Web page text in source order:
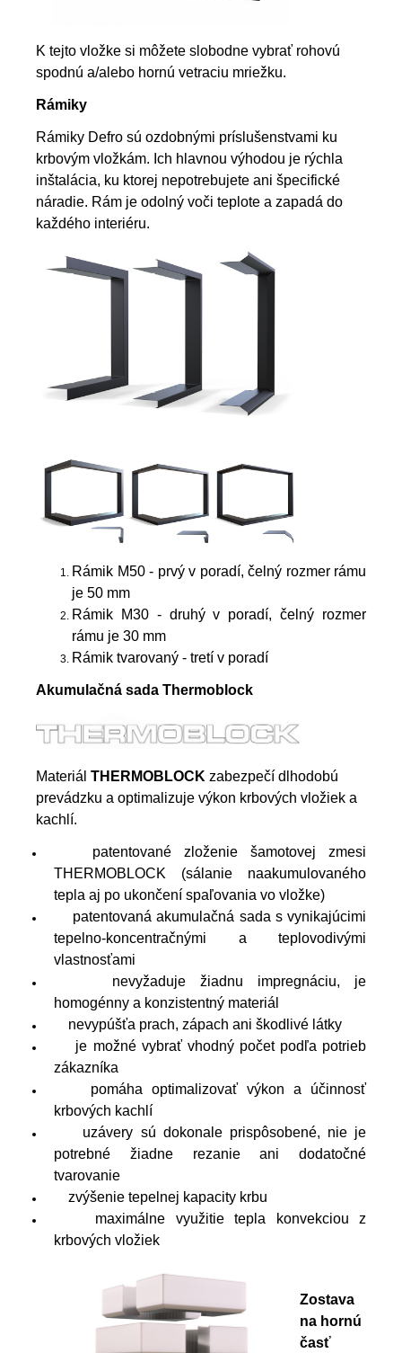
K tejto vložke si môžete slobodne vybrať rohovú
spodnú a/alebo hornú vetraciu mriežku.
Rámiky
Rámiky Defro sú ozdobnými príslušenstvami ku
krbovým vložkám. Ich hlavnou výhodou je rýchla
inštalácia, ku ktorej nepotrebujete ani špecifické
náradie. Rám je odolný voči teplote a zapadá do
každého interiéru.
Rámik M50 - prvý v poradí, čelný rozmer rámu
je 50 mm
Rámik M30 - druhý v poradí, čelný rozmer
rámu je 30 mm
Rámik tvarovaný - tretí v poradí
Akumulačná sada Thermoblock
Materiál THERMOBLOCK zabezpečí dlhodobú
prevádzku a optimalizuje výkon krbových vložiek a
kachlí.
patentované zloženie šamotovej zmesi
THERMOBLOCK (sálanie naakumulovaného
tepla aj po ukončení spaľovania vo vložke)
patentovaná akumulačná sada s vynikajúcimi
tepelno-koncentračnými a teplovodivými
vlastnosťami
nevyžaduje žiadnu impregnáciu, je
homogénny a konzistentný materiál
nevypúšťa prach, zápach ani škodlivé látky
je možné vybrať vhodný počet podľa potrieb
zákazníka
pomáha optimalizovať výkon a účinnosť
krbových kachlí
uzávery sú dokonale prispôsobené, nie je
potrebné žiadne rezanie ani dodatočné
tvarovanie
zvýšenie tepelnej kapacity krbu
maximálne využitie tepla konvekciou z
krbových vložiek
Zostava
na hornú
časť